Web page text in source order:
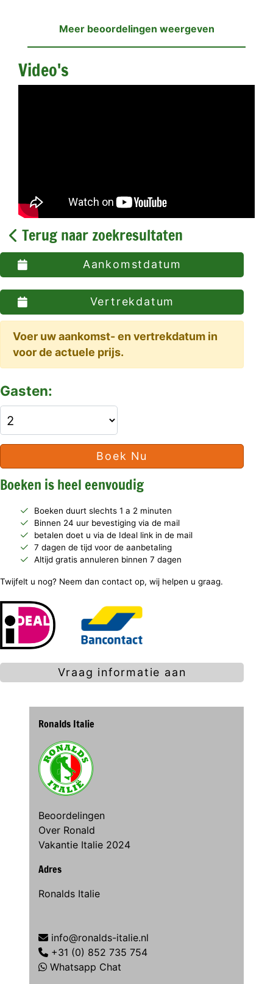
Meer beoordelingen weergeven
Video's
Terug naar zoekresultaten
Aankomstdatum
Vertrekdatum
Voer uw aankomst- en vertrekdatum in
voor de actuele prijs.
Gasten:
Boek Nu
Boeken is heel eenvoudig
Boeken duurt slechts 1 a 2 minuten
Binnen 24 uur bevestiging via de mail
betalen doet u via de Ideal link in de mail
7 dagen de tijd voor de aanbetaling
Altijd gratis annuleren binnen 7 dagen
Twijfelt u nog? Neem dan contact op, wij helpen u graag.
Vraag informatie aan
Ronalds Italie
Beoordelingen
Over Ronald
Vakantie Italie 2024
Adres
Ronalds Italie
info@ronalds-italie.nl
+31 (0) 852 735 754
Whatsapp Chat